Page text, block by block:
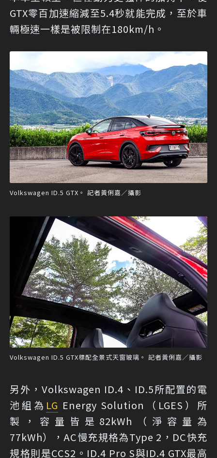
GTX零百加速縮減至5.4秒就能完成，至於車
輛極速一樣是被限制在180km/h。
Volkswagen ID.5 GTX。 記者黃俐嘉／攝影
Volkswagen ID.5 GTX標配全景式天窗玻璃。 記者黃俐嘉／攝影
另外，Volkswagen ID.4、ID.5所配置的電
池組為 LG Energy Solution（LGES）所
製，容量皆是82kWh（淨容量為
77kWh），AC慢充規格為Type 2，DC快充
規格則是CCS2。ID.4 Pro S與ID.4 GTX最高